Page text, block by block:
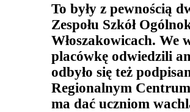
To były z pewnością
Zespołu Szkół
Włoszakowicach.
placówkę odwiedzili
odbyło się też
Regionalnym
ma dać uczniom